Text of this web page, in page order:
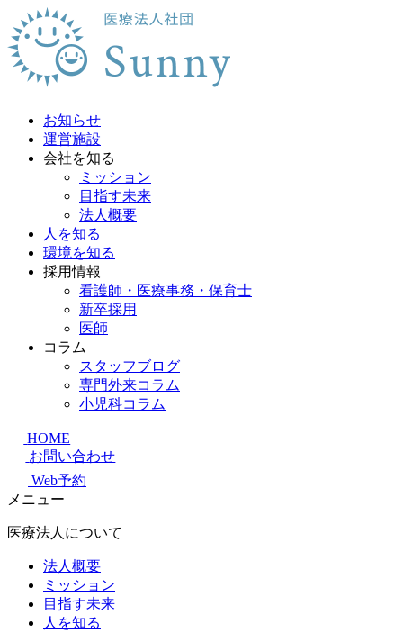
お知らせ
運営施設
会社を知る
ミッション
目指す未来
法人概要
人を知る
環境を知る
採用情報
看護師・医療事務・保育士
新卒採用
医師
コラム
スタッフブログ
専門外来コラム
小児科コラム
HOME
お問い合わせ
Web予約
メニュー
医療法人について
法人概要
ミッション
目指す未来
人を知る